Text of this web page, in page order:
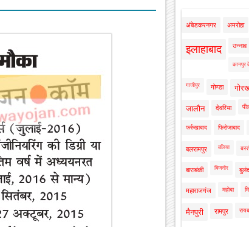
अंबेडकरनगर अमरोहा
इलाहाबाद उन्नाव
कानपुर
गाजीपुर गोण्डा
जालौन देवरिया
फर्रुखाबाद फिरोजाबाद
बलरामपुर बलिया
बाराबंकी बिजनौर
महाराजगंज महोबा
मैनपुरी रामपुर